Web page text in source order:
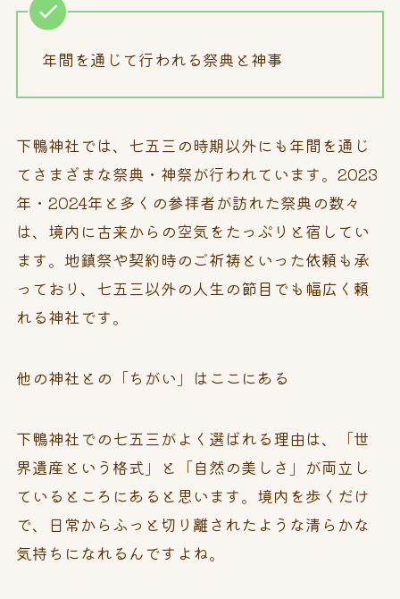
年間を通じて行われる祭典と神事
下鴨神社では、七五三の時期以外にも年間を通じ
てさまざまな祭典・神祭が行われています。2023
年・2024年と多くの参拝者が訪れた祭典の数々
は、境内に古来からの空気をたっぷりと宿してい
ます。地鎮祭や契約時のご祈祷といった依頼も承
っており、七五三以外の人生の節目でも幅広く頼
れる神社です。
他の神社との「ちがい」はここにある
下鴨神社での七五三がよく選ばれる理由は、「世
界遺産という格式」と「自然の美しさ」が両立し
ているところにあると思います。境内を歩くだけ
で、日常からふっと切り離されたような清らかな
気持ちになれるんですよね。